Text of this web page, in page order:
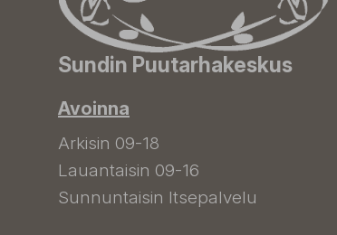
Sundin Puutarhakeskus
Avoinna
Arkisin 09-18
Lauantaisin 09-16
Sunnuntaisin Itsepalvelu